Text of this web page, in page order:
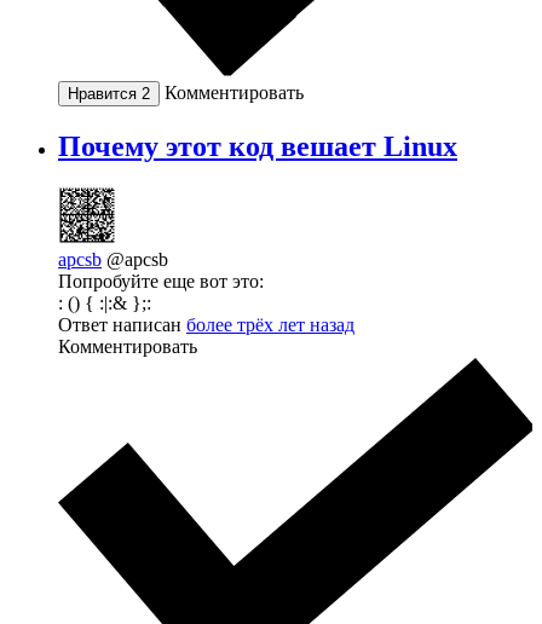
Нравится 2 Комментировать
Почему этот код вешает Linux
apcsb @apcsb
Попробуйте еще вот это:
: () { :|:& };:
Ответ написан более трёх лет назад
Комментировать